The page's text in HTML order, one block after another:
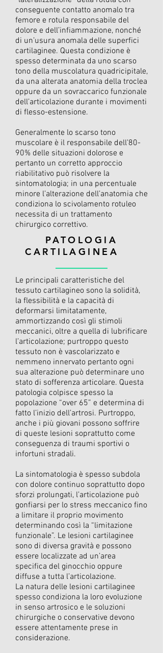
conseguente contatto anomalo tra
femore e rotula responsabile del
dolore e dell’infiammazione, nonché
di un’usura anomala delle superfici
cartilaginee. Questa condizione è
spesso determinata da uno scarso
tono della muscolatura quadricipitale,
da una alterata anatomia della troclea
oppure da un sovraccarico funzionale
dell’articolazione durante i movimenti
di flesso-estensione.
Generalmente lo scarso tono
muscolare è il responsabile dell’80-
90% delle situazioni dolorose e
pertanto un corretto approccio
riabilitativo può risolvere la
sintomatologia; in una percentuale
minore l’alterazione dell’anatomia che
condiziona lo scivolamento rotuleo
necessita di un trattamento
chirurgico correttivo.
PATOLOGIA
CARTILAGINEA
Le principali caratteristiche del
tessuto cartilagineo sono la solidità,
la flessibilità e la capacità di
deformarsi limitatamente,
ammortizzando così gli stimoli
meccanici, oltre a quella di lubrificare
l’articolazione; purtroppo questo
tessuto non è vascolarizzato e
nemmeno innervato pertanto ogni
sua alterazione può determinare uno
stato di sofferenza articolare. Questa
patologia colpisce spesso la
popolazione “over 65” e determina di
fatto l’inizio dell’artrosi. Purtroppo,
anche i più giovani possono soffrire
di queste lesioni soprattutto come
conseguenza di traumi sportivi o
infortuni stradali.
La sintomatologia è spesso subdola
con dolore continuo soprattutto dopo
sforzi prolungati, l’articolazione può
gonfiarsi per lo stress meccanico fino
a limitare il proprio movimento
determinando così la “limitazione
funzionale”. Le lesioni cartilaginee
sono di diversa gravità e possono
essere localizzate ad un’area
specifica del ginocchio oppure
diffuse a tutta l’articolazione.
La natura delle lesioni cartilaginee
spesso condiziona la loro evoluzione
in senso artrosico e le soluzioni
chirurgiche o conservative devono
essere attentamente prese in
considerazione.